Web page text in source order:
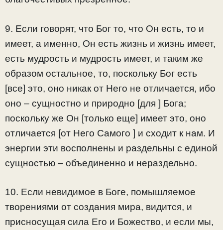
9. Если говорят, что Бог то, что Он есть, то и
имеет, а именно, Он есть жизнь и жизнь имеет,
есть мудрость и мудрость имеет, и таким же
образом остальное, то, поскольку Бог есть
[все] это, оно никак от Него не отличается, ибо
оно – сущностно и природно [для ] Бога;
поскольку же Он [только еще] имеет это, оно
отличается [от Него Самого ] и сходит к нам. И
энергии эти восполнены и раздельны с единой
сущностью – объединенно и нераздельно.
10. Если невидимое в Боге, помышляемое
творениями от создания мира, видится, и
присносущая сила Его и Божество, и если мы,